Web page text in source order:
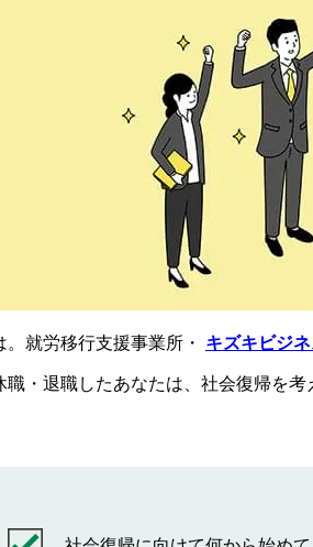
。就労移行支援事業所・ キズキビジ
職・退職したあなたは、社会復帰を